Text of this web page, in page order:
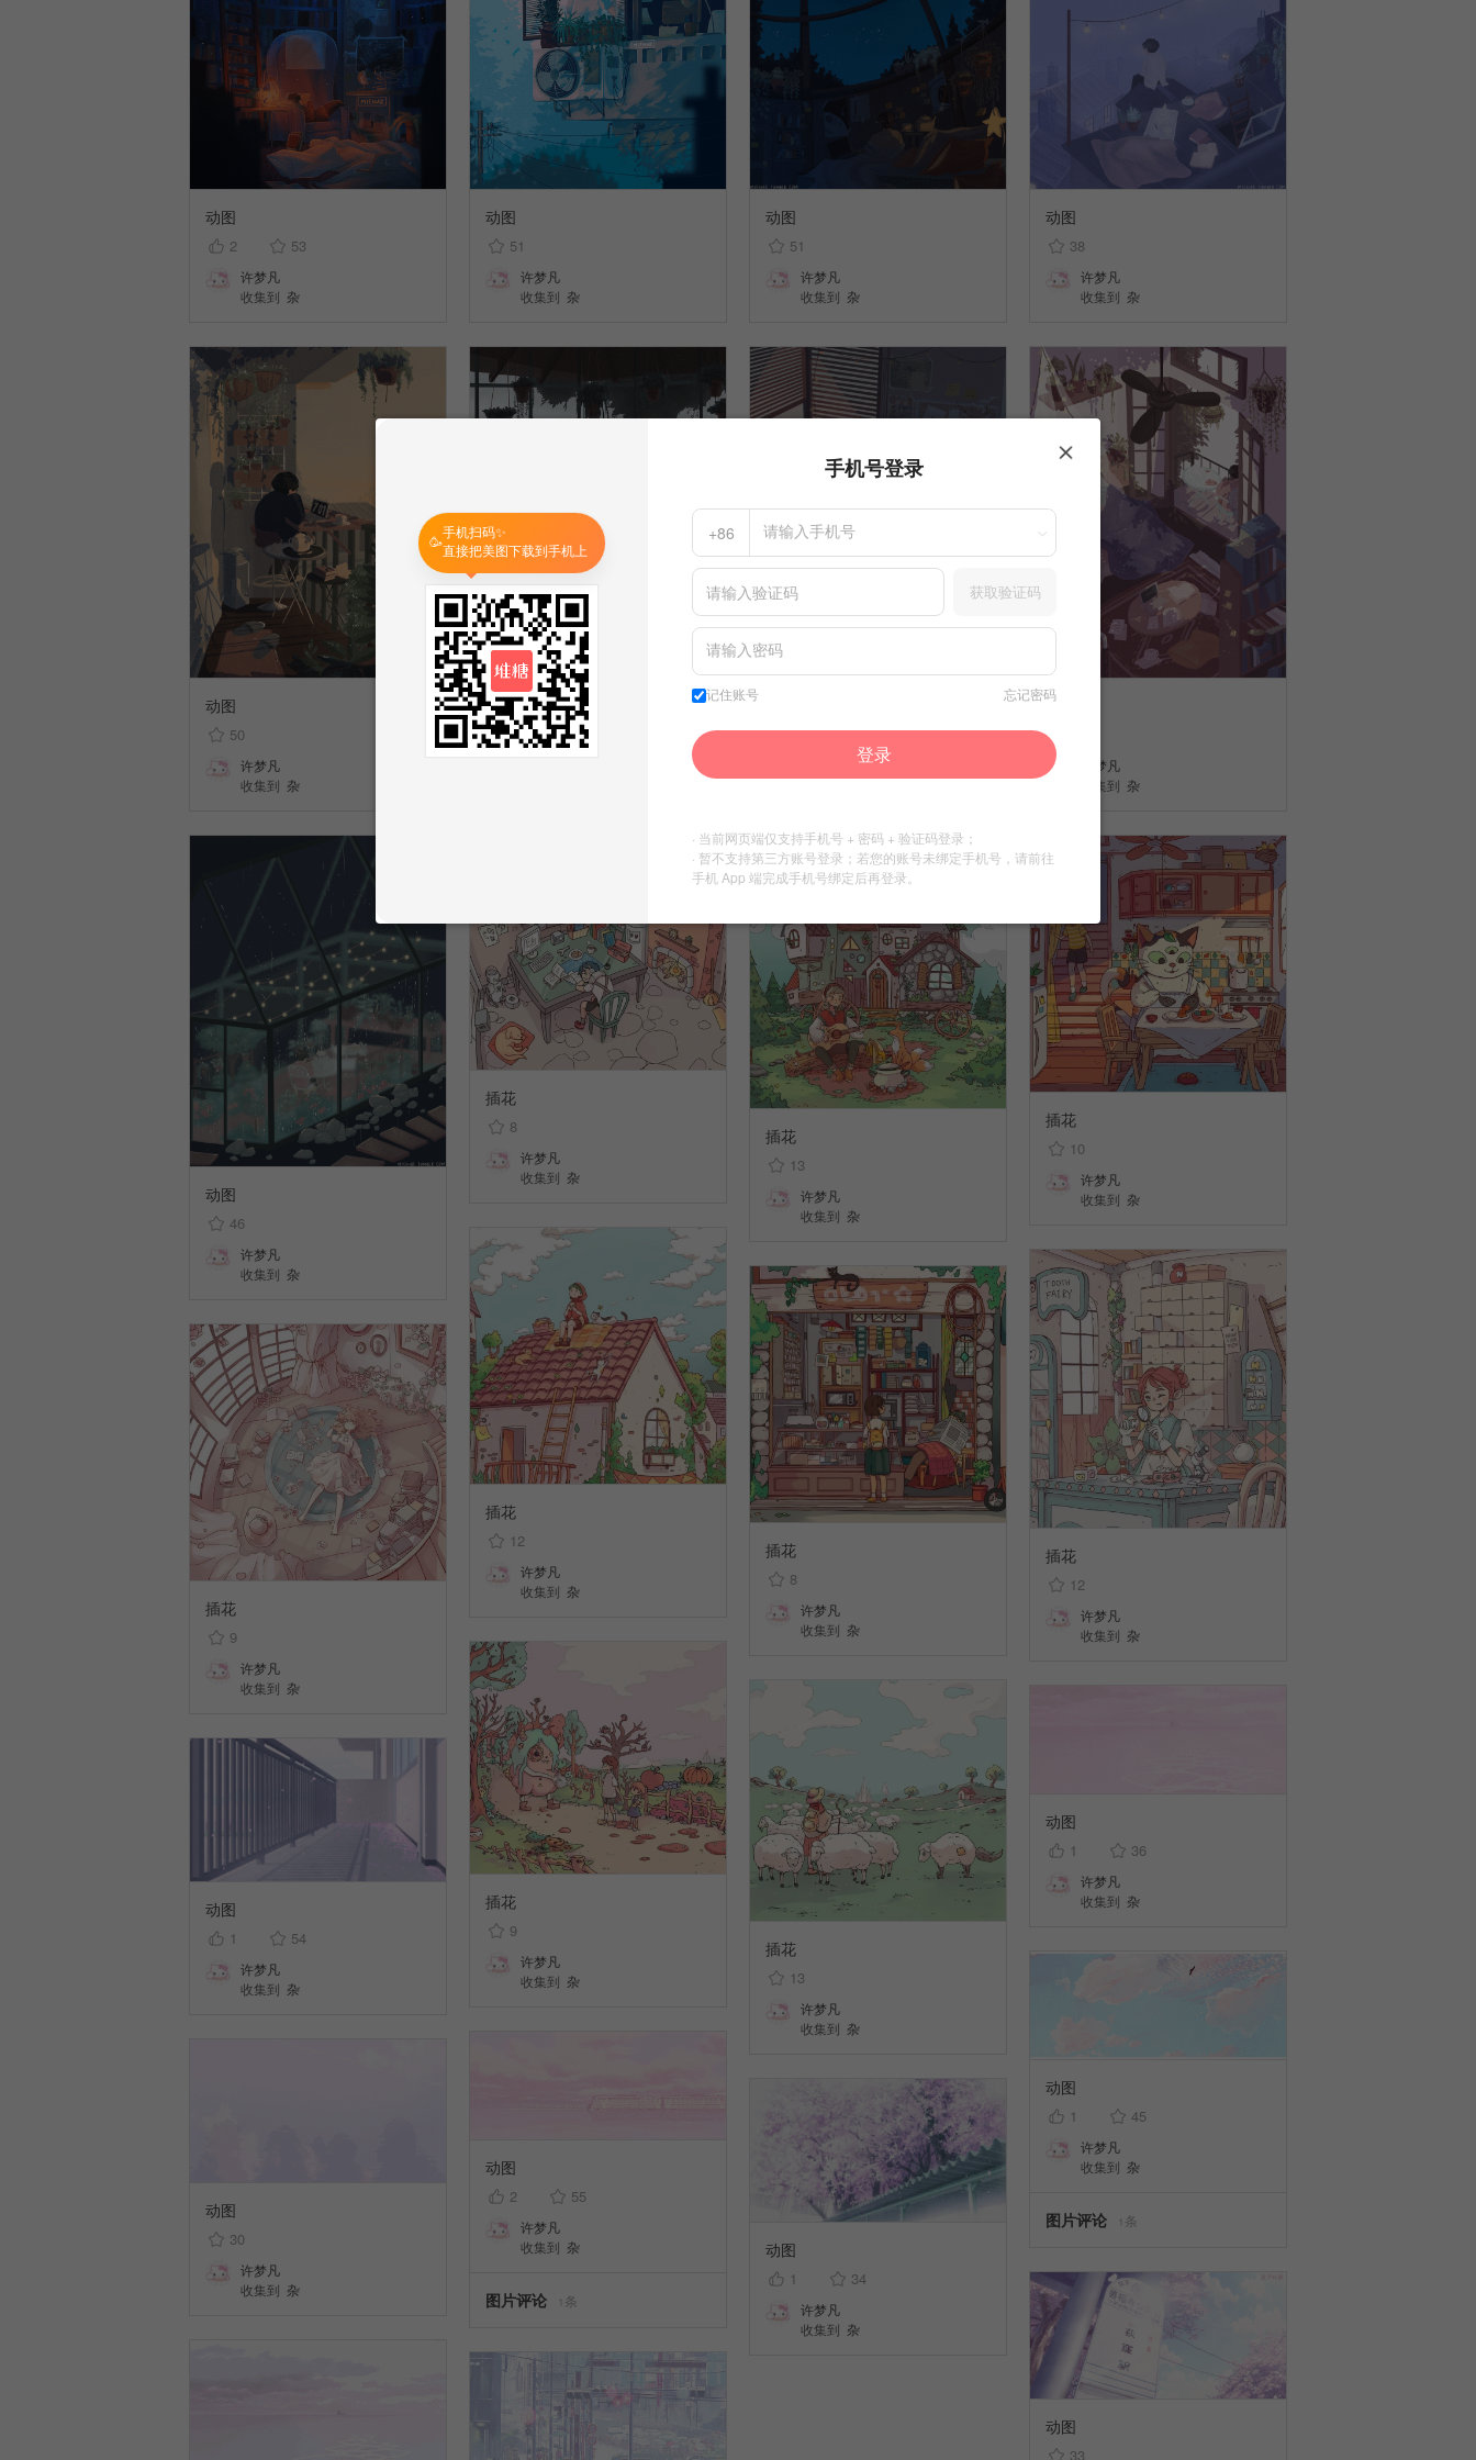
动图
2 53
许梦凡
收集到 杂
动图
51
许梦凡
收集到 杂
动图
51
许梦凡
收集到 杂
动图
38
许梦凡
收集到 杂
动图
50
许梦凡
收集到 杂
动图
53 49
动图
许梦凡
收集到 杂
动图
46
许梦凡
收集到 杂
插花
8
许梦凡
收集到 杂
插花
13
许梦凡
收集到 杂
插花
10
许梦凡
收集到 杂
插花
12
许梦凡
收集到 杂
插花
12
许梦凡
收集到 杂
插花
8
许梦凡
收集到 杂
插花
9
许梦凡
收集到 杂
插花
9
许梦凡
收集到 杂
插花
13
许梦凡
收集到 杂
动图
1 36
许梦凡
收集到 杂
动图
1 54
许梦凡
收集到 杂
动图
1 45
许梦凡
收集到 杂
图片评论 1 条
动图
2 55
许梦凡
收集到 杂
图片评论 1 条
动图
30
许梦凡
收集到 杂
动图
1 34
许梦凡
收集到 杂
动图
33
🥳手机扫码✨
直接把美图下载到手机上
手机号登录
+86
获取验证码
记住账号 忘记密码
登录
· 当前网页端仅支持手机号 + 密码 + 验证码登录；
· 暂不支持第三方账号登录；若您的账号未绑定手机号，请前往
手机 App 端完成手机号绑定后再登录。